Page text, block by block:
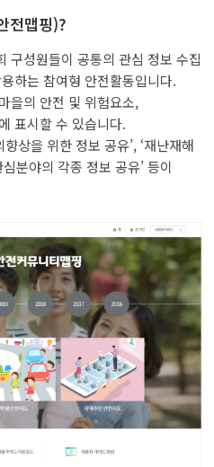
전맵핑)?
구성원들이 공통의 관심 정보 수집
하는 참여형 안전활동입니다.
을의 안전 및 위험요소,
표시할 수 있습니다.
상을 위한 정보 공유’, ‘재난재해
분야의 각종 정보 공유’ 등이